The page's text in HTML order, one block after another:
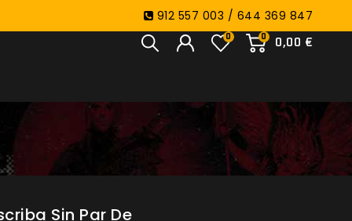
912 557 003 / 644 369 847
0
0,00 €
0
Sin Par De